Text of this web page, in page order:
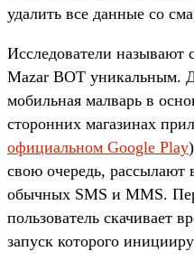
удалить все данные со
Исследователи называют
Mazar BOT уникальным.
мобильная малварь в
сторонних магазинах
официальном Google Play
свою очередь, рассылают
обычных SMS и MMS.
пользователь скачивает
запуск которого